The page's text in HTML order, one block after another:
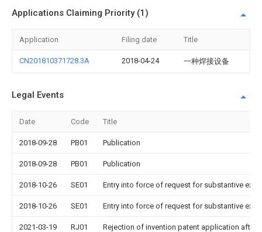
Applications Claiming Priority (1)
Application Filing date Title
CN201810371728.3A 2018-04-24 一种焊接设备
Legal Events
Date Code Title
2018-09-28 PB01 Publication
2018-09-28 PB01 Publication
2018-10-26 SE01 Entry into force of request for substantive
2018-10-26 SE01 Entry into force of request for substantive
2021-03-19 RJ01 Rejection of invention patent application after